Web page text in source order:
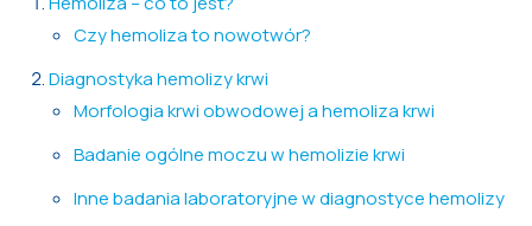
Czy hemoliza to nowotwór?
Diagnostyka hemolizy krwi
Morfologia krwi obwodowej a hemoliza krwi
Badanie ogólne moczu w hemolizie krwi
Inne badania laboratoryjne w diagnostyce hemolizy